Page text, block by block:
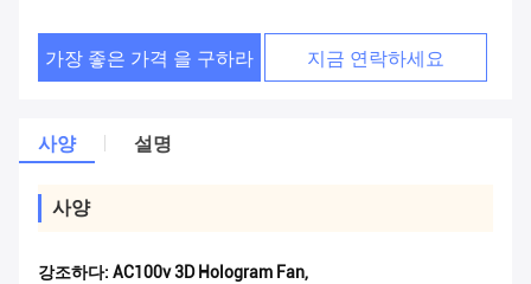
가장 좋은 가격 을 구하라 지금 연락하세요
사양 설명
사양
강조하다: AC100v 3D Hologram Fan,